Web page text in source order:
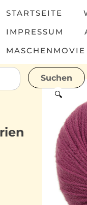
STARTSEITE
IMPRESSUM
🔍